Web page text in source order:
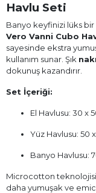
Havlu Seti
Banyo keyfinizi lüks
Vero Vanni Cubo
sayesinde ekstra
kullanım sunar. Şık
dokunuş kazandırır.
Set İçeriği:
El Havlusu: 30 x
Yüz Havlusu: 50
Banyo Havlusu:
Microcotton
daha yumuşak ve